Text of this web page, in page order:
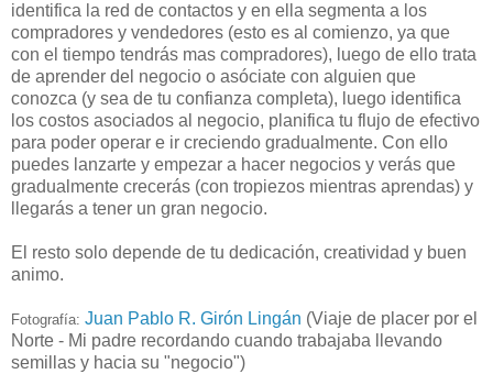
identifica la red de contactos y en ella segmenta a los
compradores y vendedores (esto es al comienzo, ya que
con el tiempo tendrás mas compradores), luego de ello trata
de aprender del negocio o asóciate con alguien que
conozca (y sea de tu confianza completa), luego identifica
los costos asociados al negocio, planifica tu flujo de efectivo
para poder operar e ir creciendo gradualmente. Con ello
puedes lanzarte y empezar a hacer negocios y verás que
gradualmente crecerás (con tropiezos mientras aprendas) y
llegarás a tener un gran negocio.
El resto solo depende de tu dedicación, creatividad y buen
animo.
Fotografía: Juan Pablo R. Girón Lingán (Viaje de placer por el
Norte - Mi padre recordando cuando trabajaba llevando
semillas y hacia su "negocio")